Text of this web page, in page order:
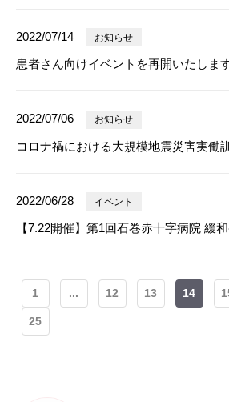
2022/07/14 お知らせ
患者さん向けイベントを再開いたしま
2022/07/06 お知らせ
コロナ禍における大規模地震災害実働
2022/06/28 イベント
【7.22開催】第1回石巻赤十字病院 緩
1 ... 12 13 14
25